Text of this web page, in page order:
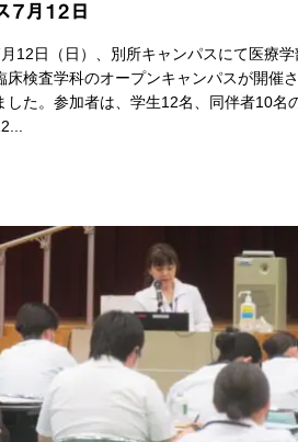
7月12日
12日（日）、別所キャンパスにて医療学
床検査学科のオープンキャンパスが開催
した。参加者は、学生12名、同伴者10名